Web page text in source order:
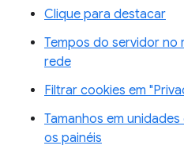
Clique para destacar
Tempos do servidor no
rede
Filtrar cookies em
Tamanhos em
os painéis